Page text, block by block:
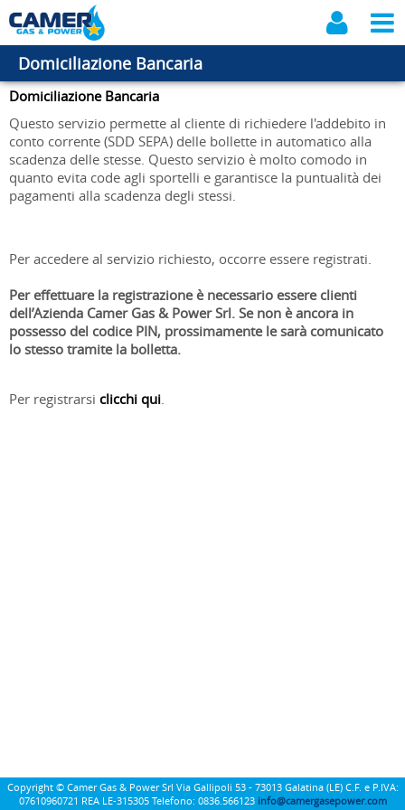
Domiciliazione Bancaria
Domiciliazione Bancaria
Questo servizio permette al cliente di richiedere l'addebito in
conto corrente (SDD SEPA) delle bollette in automatico alla
scadenza delle stesse. Questo servizio è molto comodo in
quanto evita code agli sportelli e garantisce la puntualità dei
pagamenti alla scadenza degli stessi.
Per accedere al servizio richiesto, occorre essere registrati.
Per effettuare la registrazione è necessario essere clienti
dell’Azienda Camer Gas & Power Srl. Se non è ancora in
possesso del codice PIN, prossimamente le sarà comunicato
lo stesso tramite la bolletta.
Per registrarsi clicchi qui.
Copyright © Camer Gas & Power Srl Via Gallipoli 53 - 73013 Galatina (LE) C.F. e P.IVA:
07610960721 REA LE-315305 Telefono: 0836.566123 info@camergasepower.com